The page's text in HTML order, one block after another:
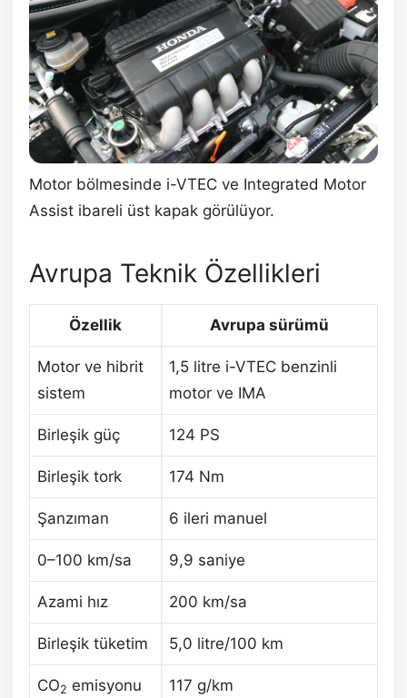
Motor bölmesinde i-VTEC ve Integrated Motor
Assist ibareli üst kapak görülüyor.
Avrupa Teknik Özellikleri
Özellik Avrupa sürümü
Motor ve hibrit
sistem
1,5 litre i-VTEC benzinli
motor ve IMA
Birleşik güç 124 PS
Birleşik tork 174 Nm
Şanzıman 6 ileri manuel
0–100 km/sa 9,9 saniye
Azami hız 200 km/sa
Birleşik tüketim 5,0 litre/100 km
CO2 emisyonu 117 g/km